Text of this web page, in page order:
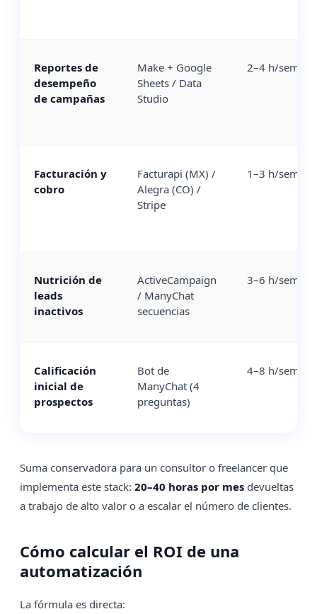
Reportes de
desempeño
de campañas
Make + Google
Sheets / Data
Studio
2–4 h/semana
Facturación y
cobro
Facturapi (MX) /
Alegra (CO) /
Stripe
1–3 h/semana
Nutrición de
leads
inactivos
ActiveCampaign
/ ManyChat
secuencias
3–6 h/semana
Calificación
inicial de
prospectos
Bot de
ManyChat (4
preguntas)
4–8 h/semana
Suma conservadora para un consultor o freelancer que
implementa este stack: 20–40 horas por mes devueltas
a trabajo de alto valor o a escalar el número de clientes.
Cómo calcular el ROI de una
automatización
La fórmula es directa: